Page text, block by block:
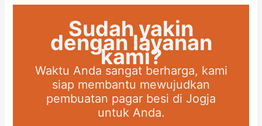
Sudah yakin
dengan layanan
kami?
Waktu Anda sangat berharga, kami
siap membantu mewujudkan
pembuatan pagar besi di Jogja
untuk Anda.